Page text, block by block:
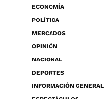
ECONOMÍA
POLÍTICA
MERCADOS
OPINIÓN
NACIONAL
DEPORTES
INFORMACIÓN GENERAL